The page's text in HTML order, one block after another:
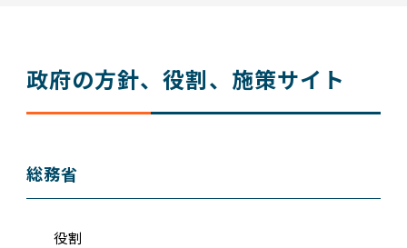
政府の方針、役割、施策サイト
総務省
役割